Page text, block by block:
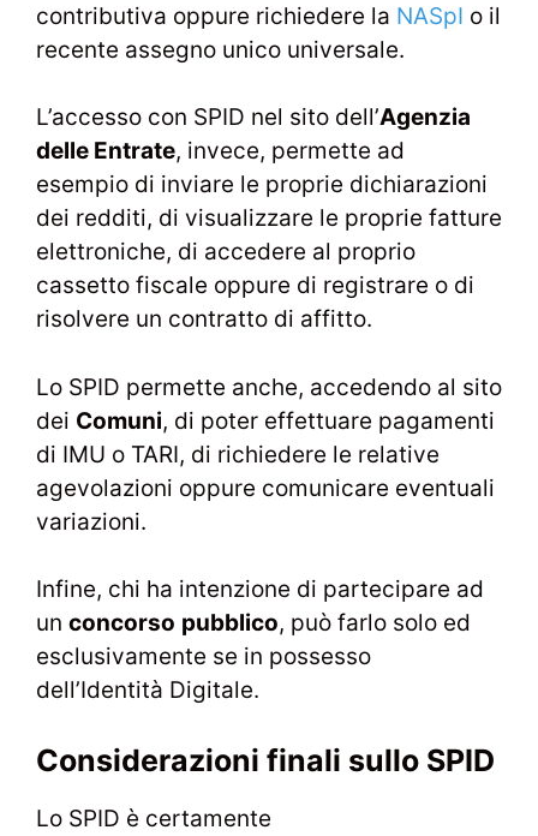
contributiva oppure richiedere la NASpI o il
recente assegno unico universale.
L’accesso con SPID nel sito dell’Agenzia
delle Entrate, invece, permette ad
esempio di inviare le proprie dichiarazioni
dei redditi, di visualizzare le proprie fatture
elettroniche, di accedere al proprio
cassetto fiscale oppure di registrare o di
risolvere un contratto di affitto.
Lo SPID permette anche, accedendo al sito
dei Comuni, di poter effettuare pagamenti
di IMU o TARI, di richiedere le relative
agevolazioni oppure comunicare eventuali
variazioni.
Infine, chi ha intenzione di partecipare ad
un concorso pubblico, può farlo solo ed
esclusivamente se in possesso
dell’Identità Digitale.
Considerazioni finali sullo SPID
Lo SPID è certamente